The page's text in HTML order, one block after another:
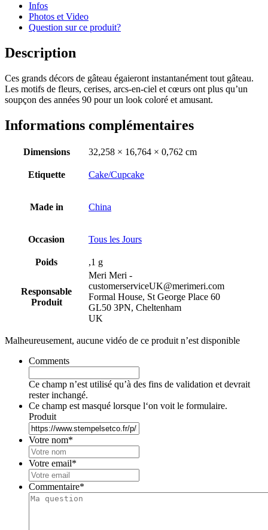
Infos
Photos et Video
Question sur ce produit?
Description
Ces grands décors de gâteau égaieront instantanément tout gâteau.
Les motifs de fleurs, cerises, arcs-en-ciel et cœurs ont plus qu’un
soupçon des années 90 pour un look coloré et amusant.
Informations complémentaires
Dimensions 32,258 × 16,764 × 0,762 cm
Etiquette Cake/Cupcake
Made in China
Occasion Tous les Jours
Poids ,1 g
Responsable
Produit
Meri Meri -
customerserviceUK@merimeri.com
Formal House, St George Place 60
GL50 3PN, Cheltenham
UK
Malheureusement, aucune vidéo de ce produit n’est disponible
Comments
Ce champ n’est utilisé qu’à des fins de validation et devrait
rester inchangé.
Ce champ est masqué lorsque l‘on voit le formulaire.
Produit
Votre nom*
Votre email*
Commentaire*